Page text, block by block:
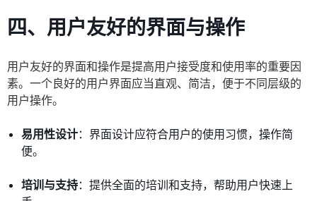
四、用户友好的界面与操作
用户友好的界面和操作是提高用户接受度和使用率的重要因
素。一个良好的用户界面应当直观、简洁，便于不同层级的
用户操作。
易用性设计：界面设计应符合用户的使用习惯，操作简
便。
培训与支持：提供全面的培训和支持，帮助用户快速上